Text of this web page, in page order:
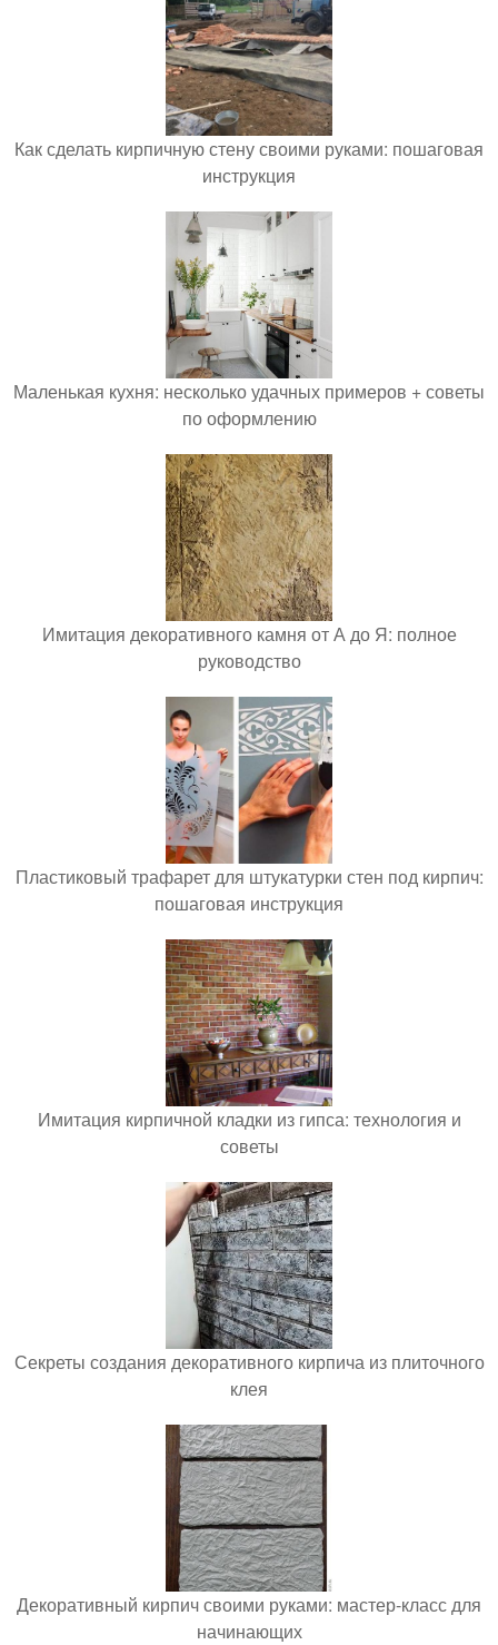
Как сделать кирпичную стену своими руками: пошаговая
инструкция
Маленькая кухня: несколько удачных примеров + советы
по оформлению
Имитация декоративного камня от А до Я: полное
руководство
Пластиковый трафарет для штукатурки стен под кирпич:
пошаговая инструкция
Имитация кирпичной кладки из гипса: технология и
советы
Секреты создания декоративного кирпича из плиточного
клея
Декоративный кирпич своими руками: мастер-класс для
начинающих